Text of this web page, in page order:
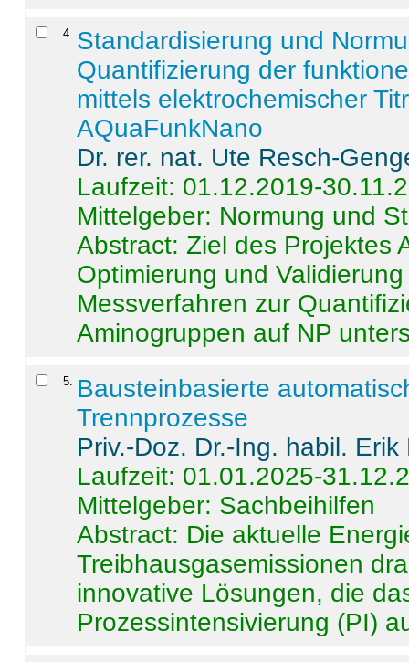
4 Standardisierung und
Quantifizierung der
mittels elektrochemischer
AQuaFunkNano
Dr. rer. nat. Ute Resch-
Laufzeit: 01.12.2019-
Mittelgeber: Normung und
Abstract:Ziel des Projektes
Optimierung und
Messverfahren zur
Aminogruppen auf NP
5
Bausteinbasierte
Trennprozesse
Priv.-Doz. Dr.-Ing. habil. Erik
Laufzeit: 01.01.2025-
Mittelgeber: Sachbeihilfen
Abstract: Die aktuelle
Treibhausgasemissionen
innovative Lösungen, die
Prozessintensivierung (PI)